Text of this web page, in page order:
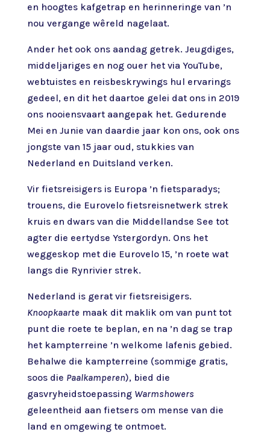
en hoogtes kafgetrap en herinneringe van ’n
nou vergange wêreld nagelaat.
Ander het ook ons aandag getrek. Jeugdiges,
middeljariges en nog ouer het via YouTube,
webtuistes en reisbeskrywings hul ervarings
gedeel, en dit het daartoe gelei dat ons in 2019
ons nooiensvaart aangepak het. Gedurende
Mei en Junie van daardie jaar kon ons, ook ons
jongste van 15 jaar oud, stukkies van
Nederland en Duitsland verken.
Vir fietsreisigers is Europa ’n fietsparadys;
trouens, die Eurovelo fietsreisnetwerk strek
kruis en dwars van die Middellandse See tot
agter die eertydse Ystergordyn. Ons het
weggeskop met die Eurovelo 15, ’n roete wat
langs die Rynrivier strek.
Nederland is gerat vir fietsreisigers.
Knoopkaartemaak dit maklik om van punt tot
punt die roete te beplan, en na ’n dag se trap
het kampterreine ’n welkome lafenis gebied.
Behalwe die kampterreine (sommige gratis,
soos die Paalkamperen), bied die
gasvryheidstoepassing Warmshowers
geleentheid aan fietsers om mense van die
land en omgewing te ontmoet.